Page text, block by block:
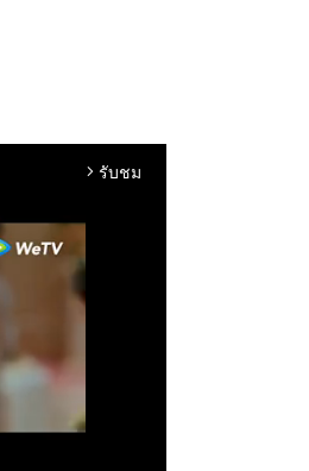
arrow_forward_ios รับชม